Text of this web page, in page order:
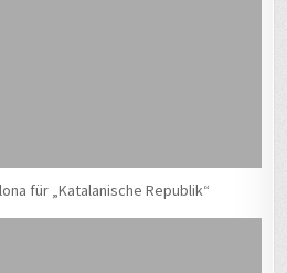
für „Katalanische Republik“